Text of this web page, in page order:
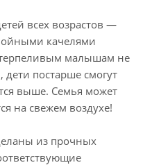
всех возрастов —
качелями
малышам не
дети постарше смогут
выше. Семья может
на свежем воздухе!
из прочных